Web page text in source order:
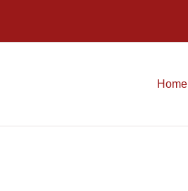
Home